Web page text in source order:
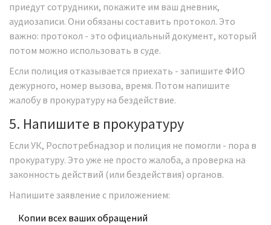
приедут сотрудники, покажите им ваш дневник,
аудиозаписи. Они обязаны составить протокол. Это
важно: протокол - это официальный документ, который
потом можно использовать в суде.
Если полиция отказывается приехать - запишите ФИО
дежурного, номер вызова, время. Потом напишите
жалобу в прокуратуру на бездействие.
5. Напишите в прокуратуру
Если УК, Роспотребнадзор и полиция не помогли - пора в
прокуратуру. Это уже не просто жалоба, а проверка на
законность действий (или бездействия) органов.
Напишите заявление с приложением:
Копии всех ваших обращений